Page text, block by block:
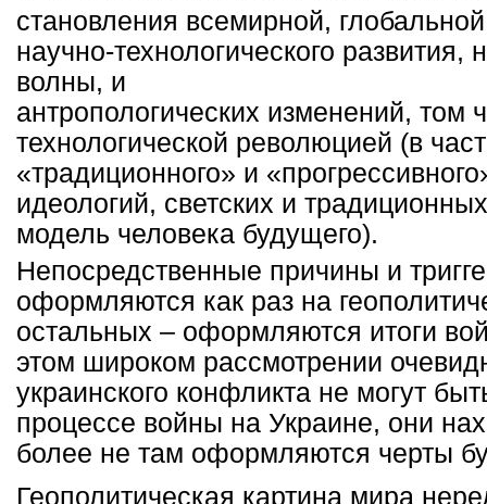
становления всемирной,
научно-технологического развития,
волны, и
антропологических изменений, том
технологической революцией (в
«традиционного» и
идеологий, светских и
модель человека будущего).
Непосредственные причины и
оформляются как раз на
остальных – оформляются итоги
этом широком рассмотрении
украинского конфликта не могут
процессе войны на Украине, они
более не там оформляются черты
Геополитическая картина мира